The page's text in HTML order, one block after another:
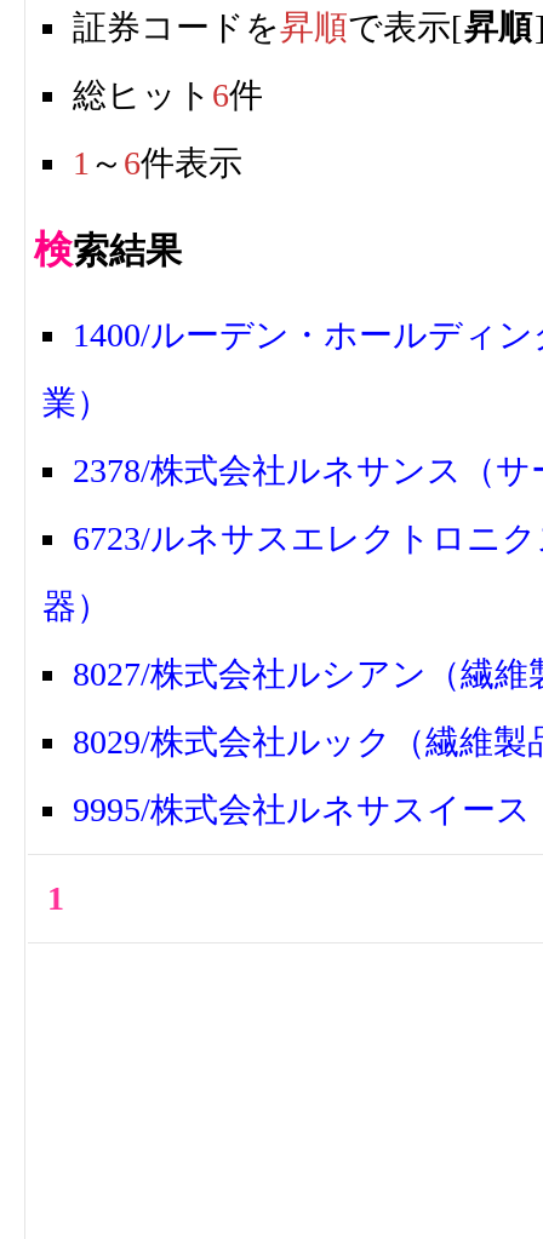
証券コードを昇順で表示[昇順
総ヒット 6件
1 ～ 6件表示
検索結果
1400/ルーデン・ホールディ
業）
2378/株式会社ルネサンス（
6723/ルネサスエレクトロニ
器）
8027/株式会社ルシアン（繊維
8029/株式会社ルック（繊維製
9995/株式会社ルネサスイー
1